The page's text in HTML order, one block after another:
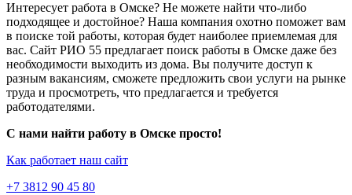
Интересует работа в Омске? Не можете найти что-либо
подходящее и достойное? Наша компания охотно поможет вам
в поиске той работы, которая будет наиболее приемлемая для
вас. Сайт РИО 55 предлагает поиск работы в Омске даже без
необходимости выходить из дома. Вы получите доступ к
разным вакансиям, сможете предложить свои услуги на рынке
труда и просмотреть, что предлагается и требуется
работодателями.
С нами найти работу в Омске просто!
Как работает наш сайт
+7 3812 90 45 80